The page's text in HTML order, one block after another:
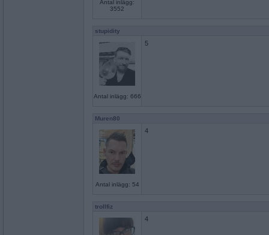
Antal inlägg:
3552
stupidity
Antal inlägg: 666
5
Muren80
Antal inlägg: 54
4
trollfiz
4